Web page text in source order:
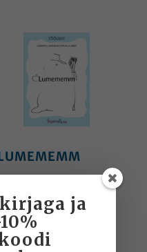
3.99
ja